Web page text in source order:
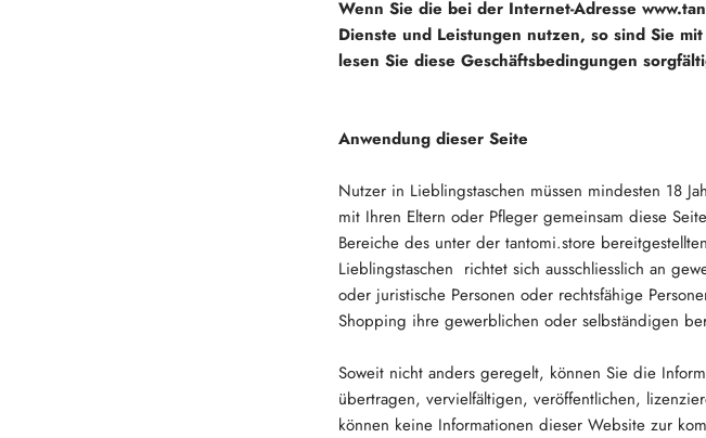
Wenn Sie die bei der Internet-Adresse
Dienste und Leistungen nutzen, so sind Sie
lesen Sie diese Geschäftsbedingungen
Anwendung dieser Seite
Nutzer in Lieblingstaschen müssen mindesten 18
mit Ihren Eltern oder Pfleger gemeinsam diese
Bereiche des unter der tantomi.store
Lieblingstaschen richtet sich ausschliesslich an
oder juristische Personen oder rechtsfähige
Shopping ihre gewerblichen oder selbständigen
Soweit nicht anders geregelt, können Sie die
übertragen, vervielfältigen, veröffentlichen,
können keine Informationen dieser Website zur